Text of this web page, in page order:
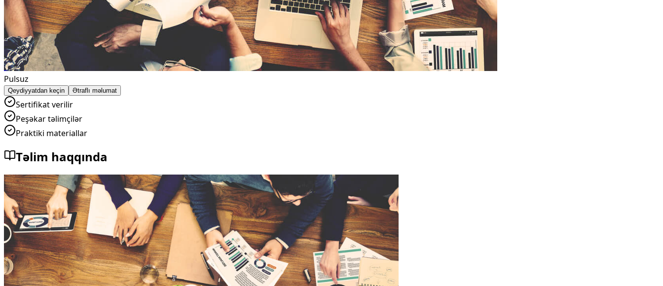
Pulsuz
Qeydiyyatdan keçin Ətraflı məlumat
Sertifikat verilir
Peşəkar təlimçilər
Praktiki materiallar
Təlim haqqında